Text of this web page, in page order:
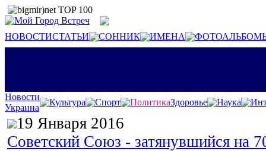
НОВОСТИСТАТЬИ СОННИК ИМЕНА
Новости
Украина
Культура Спорт ПолитикаЗдоровье Наука
19 Января 2016
Советский Союз - затянувшийся на